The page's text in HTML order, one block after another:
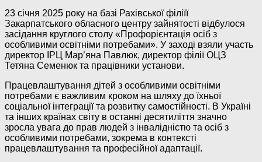
23 січня 2025 року на базі Рахівської філіїї
Закарпатського обласного центру зайнятості відбулося
засідання круглого столу «Профорієнтація осіб з
особливими освітніми потребами». У заході взяли участь
директор ІРЦ Мар’яна Павлюк, директор філії ОЦЗ
Тетяна Семенюк та працівники установи.
Працевлаштування дітей з особливими освітніми
потребами є важливим кроком на шляху до їхньої
соціальної інтеграції та розвитку самостійності. В Україні
та інших країнах світу в останні десятиліття значно
зросла увага до прав людей з інвалідністю та осіб з
особливими потребами, зокрема в контексті
працевлаштування та професійної адаптації.